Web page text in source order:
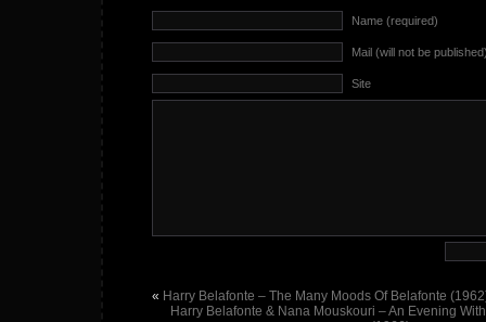
Name (required)
Mail (will not be
Site
« Harry Belafonte – The Many Moods Of Belafonte
Harry Belafonte & Nana Mouskouri – An Evening